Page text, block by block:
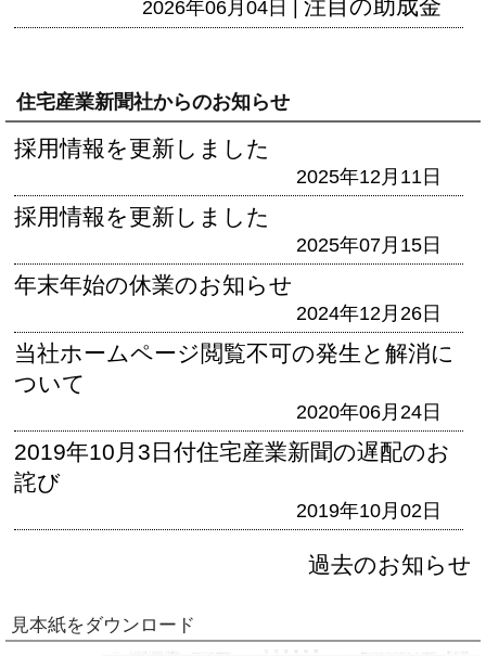
2026年06月04日 | 注目の助成金
住宅産業新聞社からのお知らせ
採用情報を更新しました
2025年12月11日
採用情報を更新しました
2025年07月15日
年末年始の休業のお知らせ
2024年12月26日
当社ホームページ閲覧不可の発生と解消に
ついて
2020年06月24日
2019年10月3日付住宅産業新聞の遅配のお
詫び
2019年10月02日
過去のお知らせ
見本紙をダウンロード